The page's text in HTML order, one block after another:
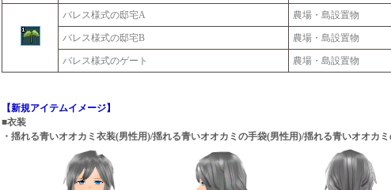
バレス様式の邸宅A 農場・島設置物
バレス様式の邸宅B 農場・島設置物
バレス様式のゲート 農場・島設置物
【新規アイテムイメージ】
■衣装
・揺れる青いオオカミ衣装(男性用)/揺れる青いオオカミの手袋(男性用)/揺れる青いオオカ